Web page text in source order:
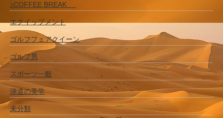
♪COFFEE BREAK
エクイップメント
ゴルフフェアクイーン
ゴルフ男
スポーツ一般
弾道の美学
未分類